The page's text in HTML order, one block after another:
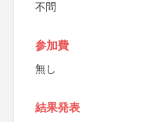
不問
参加費
無し
結果発表